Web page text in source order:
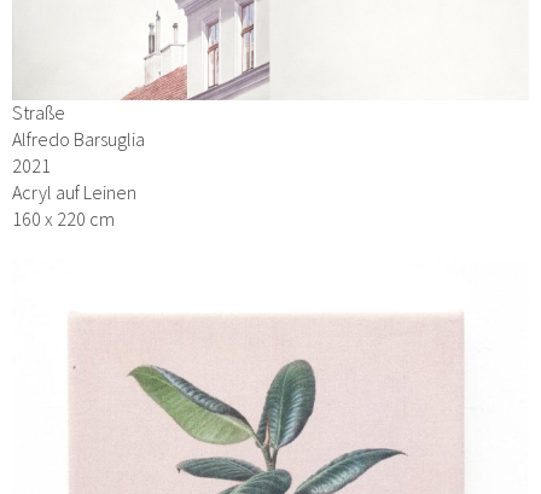
Straße
Alfredo Barsuglia
2021
Acryl auf Leinen
160 x 220 cm